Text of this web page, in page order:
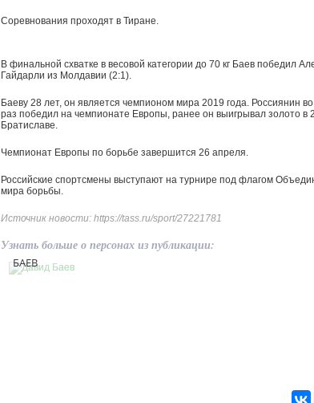
Соревнования проходят в Тиране.
В финальной схватке в весовой категории до 70 кг Баев победил
Гайдарли из Молдавии (2:1).
Баеву 28 лет, он является чемпионом мира 2019 года. Россиянин
раз победил на чемпионате Европы, ранее он выигрывал золото в
Братиславе.
Чемпионат Европы по борьбе завершится 26 апреля.
Российские спортсмены выступают на турнире под флагом
мира борьбы.
Источник новости: https://tass.ru/sport/27221781
Узнать больше о персонах из публикации:
Давид
БАЕВ